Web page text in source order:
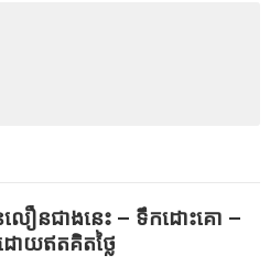
លឿនជាងនេះ – ទឹកដោះគោ –
យឥតគិតថ្លៃ